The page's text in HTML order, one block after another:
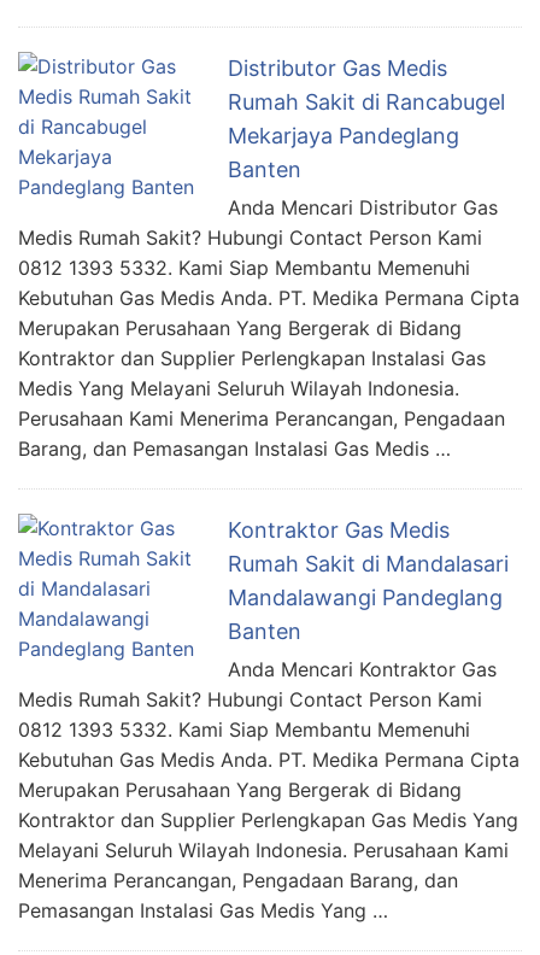
Distributor Gas Medis
Rumah Sakit di Rancabugel
Mekarjaya Pandeglang
Banten
Anda Mencari Distributor Gas
Medis Rumah Sakit? Hubungi Contact Person Kami
0812 1393 5332. Kami Siap Membantu Memenuhi
Kebutuhan Gas Medis Anda. PT. Medika Permana Cipta
Merupakan Perusahaan Yang Bergerak di Bidang
Kontraktor dan Supplier Perlengkapan Instalasi Gas
Medis Yang Melayani Seluruh Wilayah Indonesia.
Perusahaan Kami Menerima Perancangan, Pengadaan
Barang, dan Pemasangan Instalasi Gas Medis …
Kontraktor Gas Medis
Rumah Sakit di Mandalasari
Mandalawangi Pandeglang
Banten
Anda Mencari Kontraktor Gas
Medis Rumah Sakit? Hubungi Contact Person Kami
0812 1393 5332. Kami Siap Membantu Memenuhi
Kebutuhan Gas Medis Anda. PT. Medika Permana Cipta
Merupakan Perusahaan Yang Bergerak di Bidang
Kontraktor dan Supplier Perlengkapan Gas Medis Yang
Melayani Seluruh Wilayah Indonesia. Perusahaan Kami
Menerima Perancangan, Pengadaan Barang, dan
Pemasangan Instalasi Gas Medis Yang …